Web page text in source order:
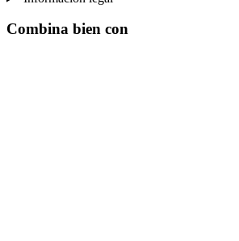
Combina bien con